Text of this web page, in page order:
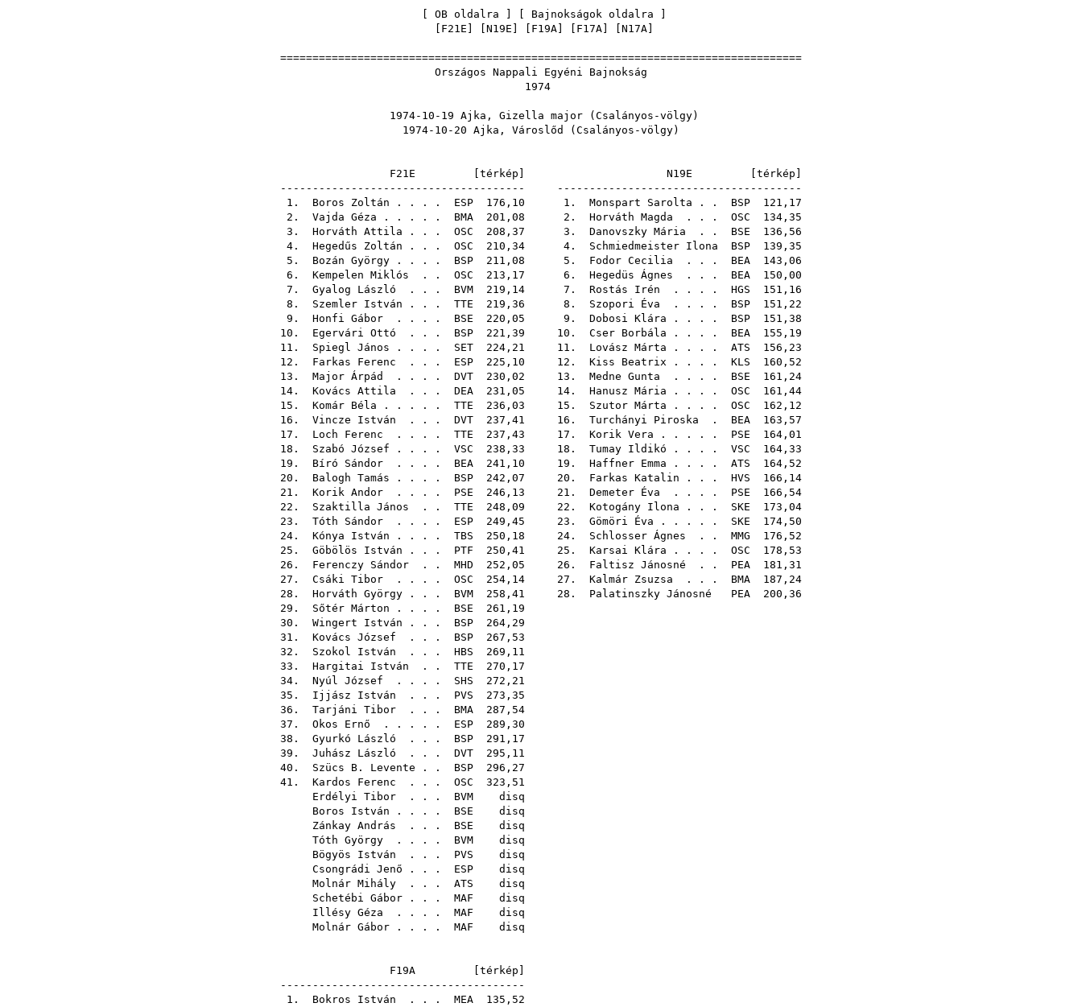
OB oldalra Bajnokságok oldalra
F21E N19E F19A F17A N17A
=================================================================================
Országos Nappali Egyéni Bajnokság
1974
1974-10-19 Ajka, Gizella major (Csalányos-völgy)
1974-10-20 Ajka, Városlőd (Csalányos-völgy)
F21E [ térkép N19E [ térkép
-------------------------------------- --------------------------------------
1. Boros Zoltán . . . . ESP 176,10 1. Monspart Sarolta . . BSP 121,17
2. Vajda Géza . . . . . BMA 201,08 2. Horváth Magda . . . OSC 134,35
3. Horváth Attila . . . OSC 208,37 3. Danovszky Mária . . BSE 136,56
4. Hegedűs Zoltán . . . OSC 210,34 4. Schmiedmeister Ilona BSP 139,35
5. Bozán György . . . . BSP 211,08 5. Fodor Cecilia . . . BEA 143,06
6. Kempelen Miklós . . OSC 213,17 6. Hegedüs Ágnes . . . BEA 150,00
7. Gyalog László . . . BVM 219,14 7. Rostás Irén . . . . HGS 151,16
8. Szemler István . . . TTE 219,36 8. Szopori Éva . . . . BSP 151,22
9. Honfi Gábor . . . . BSE 220,05 9. Dobosi Klára . . . . BSP 151,38
10. Egervári Ottó . . . BSP 221,39 10. Cser Borbála . . . . BEA 155,19
11. Spiegl János . . . . SET 224,21 11. Lovász Márta . . . . ATS 156,23
12. Farkas Ferenc . . . ESP 225,10 12. Kiss Beatrix . . . . KLS 160,52
13. Major Árpád . . . . DVT 230,02 13. Medne Gunta . . . . BSE 161,24
14. Kovács Attila . . . DEA 231,05 14. Hanusz Mária . . . . OSC 161,44
15. Komár Béla . . . . . TTE 236,03 15. Szutor Márta . . . . OSC 162,12
16. Vincze István . . . DVT 237,41 16. Turchányi Piroska . BEA 163,57
17. Loch Ferenc . . . . TTE 237,43 17. Korik Vera . . . . . PSE 164,01
18. Szabó József . . . . VSC 238,33 18. Tumay Ildikó . . . . VSC 164,33
19. Bíró Sándor . . . . BEA 241,10 19. Haffner Emma . . . . ATS 164,52
20. Balogh Tamás . . . . BSP 242,07 20. Farkas Katalin . . . HVS 166,14
21. Korik Andor . . . . PSE 246,13 21. Demeter Éva . . . . PSE 166,54
22. Szaktilla János . . TTE 248,09 22. Kotogány Ilona . . . SKE 173,04
23. Tóth Sándor . . . . ESP 249,45 23. Gömöri Éva . . . . . SKE 174,50
24. Kónya István . . . . TBS 250,18 24. Schlosser Ágnes . . MMG 176,52
25. Göbölös István . . . PTF 250,41 25. Karsai Klára . . . . OSC 178,53
26. Ferenczy Sándor . . MHD 252,05 26. Faltisz Jánosné . . PEA 181,31
27. Csáki Tibor . . . . OSC 254,14 27. Kalmár Zsuzsa . . . BMA 187,24
28. Horváth György . . . BVM 258,41 28. Palatinszky Jánosné PEA 200,36
29. Sőtér Márton . . . . BSE 261,19
30. Wingert István . . . BSP 264,29
31. Kovács József . . . BSP 267,53
32. Szokol István . . . HBS 269,11
33. Hargitai István . . TTE 270,17
34. Nyúl József . . . . SHS 272,21
35. Ijjász István . . . PVS 273,35
36. Tarjáni Tibor . . . BMA 287,54
37. Okos Ernő . . . . . ESP 289,30
38. Gyurkó László . . . BSP 291,17
39. Juhász László . . . DVT 295,11
40. Szücs B. Levente . . BSP 296,27
41. Kardos Ferenc . . . OSC 323,51
Erdélyi Tibor . . . BVM disq
Boros István . . . . BSE disq
Zánkay András . . . BSE disq
Tóth György . . . . BVM disq
Bögyös István . . . PVS disq
Csongrádi Jenő . . . ESP disq
Molnár Mihály . . . ATS disq
Schetébi Gábor . . . MAF disq
Illésy Géza . . . . MAF disq
Molnár Gábor . . . . MAF disq
F19A [ térkép
--------------------------------------
1. Bokros István . . . MEA 135,52